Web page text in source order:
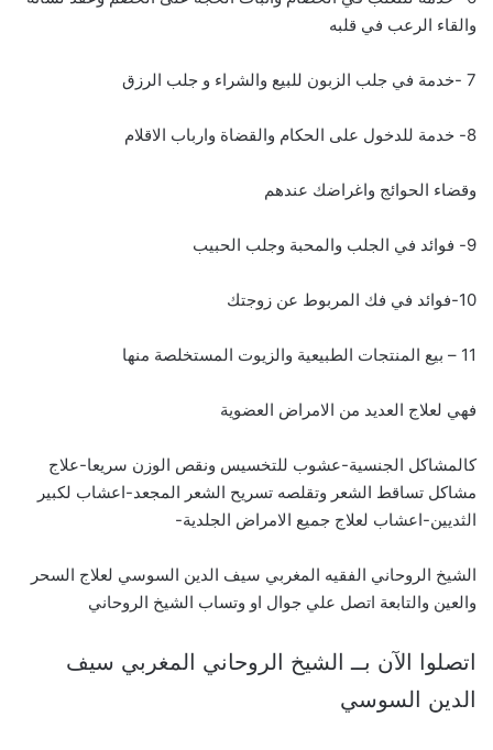
والقاء الرعب في قلبه
7 -خدمة في جلب الزبون للبيع والشراء و جلب الرزق
8- خدمة للدخول على الحكام والقضاة وارباب الاقلام
وقضاء الحوائج واغراضك عندهم
9- فوائد في الجلب والمحبة وجلب الحبيب
10-فوائد في فك المربوط عن زوجتك
11 – بيع المنتجات الطبيعية والزيوت المستخلصة منها
فهي لعلاج العديد من الامراض العضوية
كالمشاكل الجنسية-عشوب للتخسيس ونقص الوزن سريعا-علاج
مشاكل تساقط الشعر وتقلصه تسريح الشعر المجعد-اعشاب لكبير
الثديين-اعشاب لعلاج جميع الامراض الجلدية-
الشيخ الروحاني الفقيه المغربي سيف الدين السوسي لعلاج السحر
والعين والتابعة اتصل علي جوال او وتساب الشيخ الروحاني
اتصلوا الآن بــ الشيخ الروحاني المغربي سيف
الدين السوسي